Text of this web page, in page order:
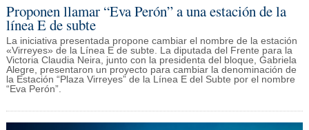
Proponen llamar “Eva Perón” a una estación de la
línea E de subte
La iniciativa presentada propone cambiar el nombre de la estación
«Virreyes» de la Línea E de subte. La diputada del Frente para la
Victoria Claudia Neira, junto con la presidenta del bloque, Gabriela
Alegre, presentaron un proyecto para cambiar la denominación de
la Estación “Plaza Virreyes” de la Línea E del Subte por el nombre
“Eva Perón”.